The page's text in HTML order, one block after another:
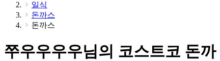
일식
돈까스
돈까스
쭈우우우우님의 코스트코 돈까